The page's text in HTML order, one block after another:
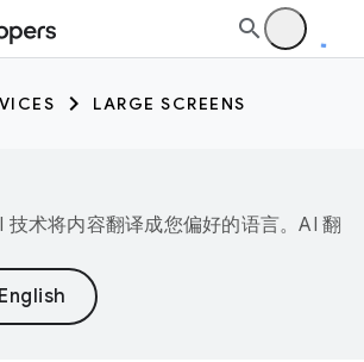
LARGE SCREENS
术将内容翻译成您偏好的语言。AI 翻